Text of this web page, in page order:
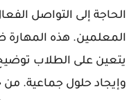
الحاجة إلى التواصل
المعلمين. هذه
يتعين على الطلاب
وإيجاد حلول جماعية. من